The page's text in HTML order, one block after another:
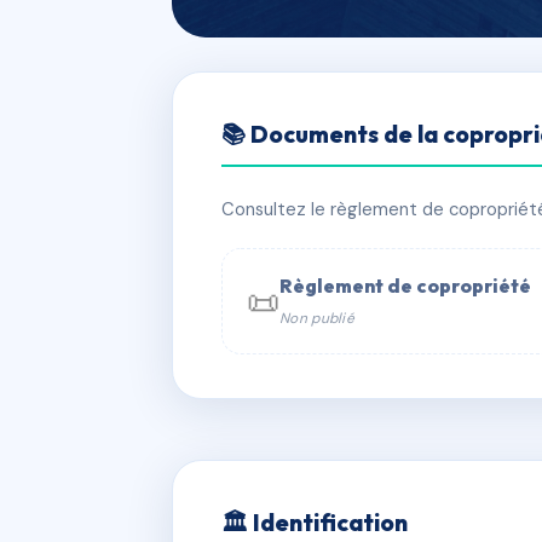
LE PROVENCE
📍 140 r du progres 38170
📞 Contacter Syndic Digital
📚 Documents de la
Consultez le règlement de
📜Règlement de copropriété
Non publié
🏛 Identification